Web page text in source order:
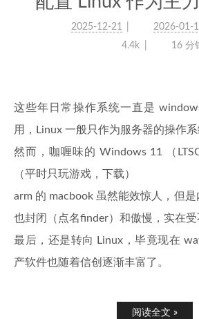
2025-12-21 2026-01-
4.4k
16 分
这些年日常操作系统一直是
用，Linux 一般只作为服务器的操作系
然而，咖喱味的 Windows 11 （
（平时只玩游戏，下载）
arm 的 macbook 虽然能效惊人，但
也封闭（点名finder）和傲慢，实在受
最后，还是转向 Linux，毕竟现在
产软件也随着信创逐渐丰富了。
阅读全文 »